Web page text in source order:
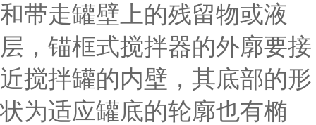
和带走罐壁上的残留物或液
层，锚框式搅拌器的外廓要接
近搅拌罐的内壁，其底部的形
状为适应罐底的轮廓也有椭